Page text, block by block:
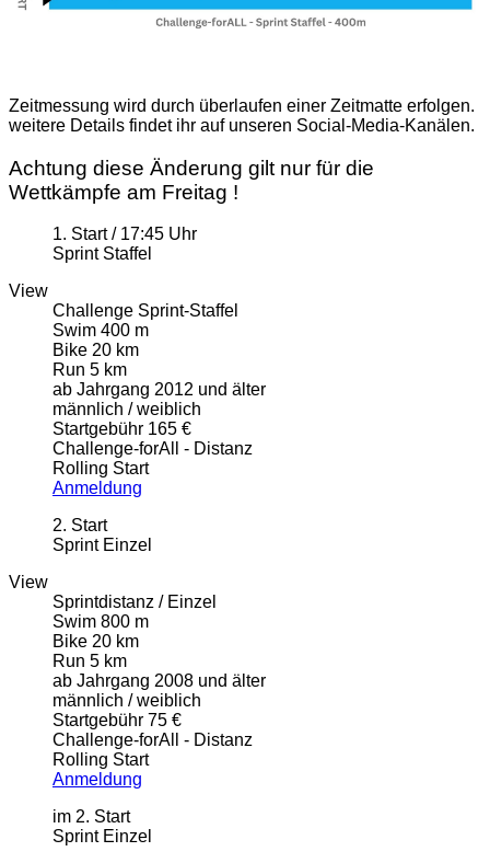
Zeitmessung wird durch überlaufen einer Zeitmatte erfolgen.
weitere Details findet ihr auf unseren Social-Media-Kanälen.
Achtung diese Änderung gilt nur für die
Wettkämpfe am Freitag !
1. Start / 17:45 Uhr
Sprint Staffel
View
Challenge Sprint-Staffel
Swim 400 m
Bike 20 km
Run 5 km
ab Jahrgang 2012 und älter
männlich / weiblich
Startgebühr 165 €
Challenge-forAll - Distanz
Rolling Start
Anmeldung
2. Start
Sprint Einzel
View
Sprintdistanz / Einzel
Swim 800 m
Bike 20 km
Run 5 km
ab Jahrgang 2008 und älter
männlich / weiblich
Startgebühr 75 €
Challenge-forAll - Distanz
Rolling Start
Anmeldung
im 2. Start
Sprint Einzel